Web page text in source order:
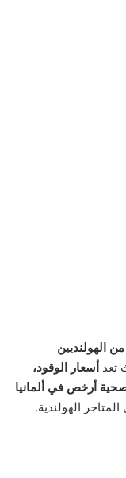
من الهولنديين
تعد أسعار الوقود،
أرخص في ألمانيا
الهولندية.